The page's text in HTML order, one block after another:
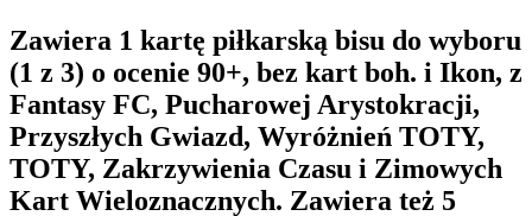
Zawiera 1 kartę piłkarską bisu do wyboru
(1 z 3) o ocenie 90+, bez kart boh. i Ikon, z
Fantasy FC, Pucharowej Arystokracji,
Przyszłych Gwiazd, Wyróżnień TOTY,
TOTY, Zakrzywienia Czasu i Zimowych
Kart Wieloznacznych. Zawiera też 5